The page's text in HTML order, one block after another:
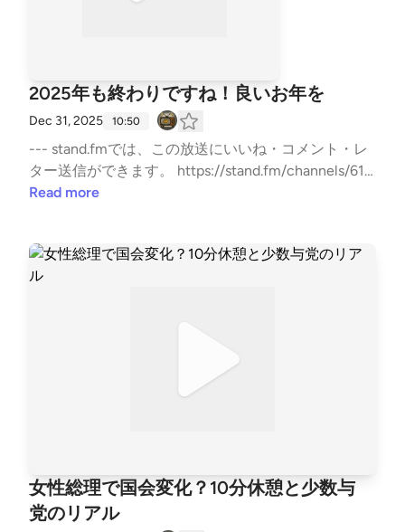
2025年も終わりですね！良いお年を
Dec 31, 2025 10:50
--- stand.fmでは、この放送にいいね・コメント・レ
ター送信ができます。 https://stand.fm/channels/61f
75b34299c4d50055d8fb8
Read more
女性総理で国会変化？10分休憩と少数与
党のリアル